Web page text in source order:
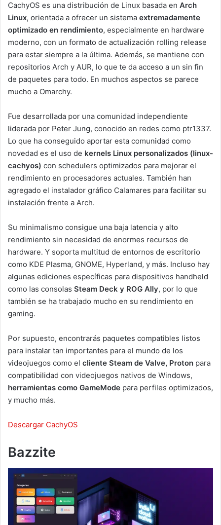
CachyOS es una distribución de Linux basada en Arch
Linux, orientada a ofrecer un sistema extremadamente
optimizado en rendimiento, especialmente en hardware
moderno, con un formato de actualización rolling release
para estar siempre a la última. Además, se mantiene con
repositorios Arch y AUR, lo que te da acceso a un sin fin
de paquetes para todo. En muchos aspectos se parece
mucho a Omarchy.
Fue desarrollada por una comunidad independiente
liderada por Peter Jung, conocido en redes como ptr1337.
Lo que ha conseguido aportar esta comunidad como
novedad es el uso de kernels Linux personalizados (linux-
cachyos) con schedulers optimizados para mejorar el
rendimiento en procesadores actuales. También han
agregado el instalador gráfico Calamares para facilitar su
instalación frente a Arch.
Su minimalismo consigue una baja latencia y alto
rendimiento sin necesidad de enormes recursos de
hardware. Y soporta multitud de entornos de escritorio
como KDE Plasma, GNOME, Hyperland, y más. Incluso hay
algunas ediciones específicas para dispositivos handheld
como las consolas Steam Deck y ROG Ally, por lo que
también se ha trabajado mucho en su rendimiento en
gaming.
Por supuesto, encontrarás paquetes compatibles listos
para instalar tan importantes para el mundo de los
videojuegos como el cliente Steam de Valve, Proton para
compatibilidad con videojuegos nativos de Windows,
herramientas como GameMode para perfiles optimizados,
y mucho más.
Descargar CachyOS
Bazzite